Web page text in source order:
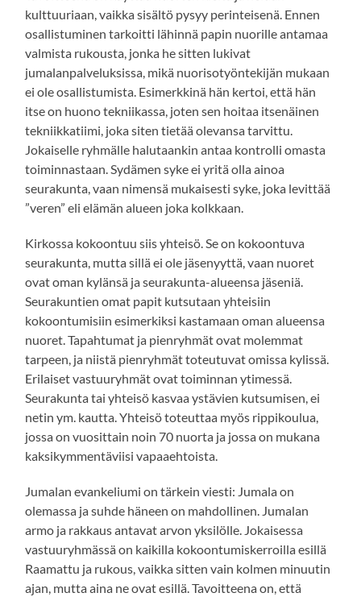
kulttuuriaan, vaikka sisältö pysyy perinteisenä. Ennen
osallistuminen tarkoitti lähinnä papin nuorille antamaa
valmista rukousta, jonka he sitten lukivat
jumalanpalveluksissa, mikä nuorisotyöntekijän mukaan
ei ole osallistumista. Esimerkkinä hän kertoi, että hän
itse on huono tekniikassa, joten sen hoitaa itsenäinen
tekniikkatiimi, joka siten tietää olevansa tarvittu.
Jokaiselle ryhmälle halutaankin antaa kontrolli omasta
toiminnastaan. Sydämen syke ei yritä olla ainoa
seurakunta, vaan nimensä mukaisesti syke, joka levittää
”veren” eli elämän alueen joka kolkkaan.
Kirkossa kokoontuu siis yhteisö. Se on kokoontuva
seurakunta, mutta sillä ei ole jäsenyyttä, vaan nuoret
ovat oman kylänsä ja seurakunta-alueensa jäseniä.
Seurakuntien omat papit kutsutaan yhteisiin
kokoontumisiin esimerkiksi kastamaan oman alueensa
nuoret. Tapahtumat ja pienryhmät ovat molemmat
tarpeen, ja niistä pienryhmät toteutuvat omissa kylissä.
Erilaiset vastuuryhmät ovat toiminnan ytimessä.
Seurakunta tai yhteisö kasvaa ystävien kutsumisen, ei
netin ym. kautta. Yhteisö toteuttaa myös rippikoulua,
jossa on vuosittain noin 70 nuorta ja jossa on mukana
kaksikymmentäviisi vapaaehtoista.
Jumalan evankeliumi on tärkein viesti: Jumala on
olemassa ja suhde häneen on mahdollinen. Jumalan
armo ja rakkaus antavat arvon yksilölle. Jokaisessa
vastuuryhmässä on kaikilla kokoontumiskerroilla esillä
Raamattu ja rukous, vaikka sitten vain kolmen minuutin
ajan, mutta aina ne ovat esillä. Tavoitteena on, että